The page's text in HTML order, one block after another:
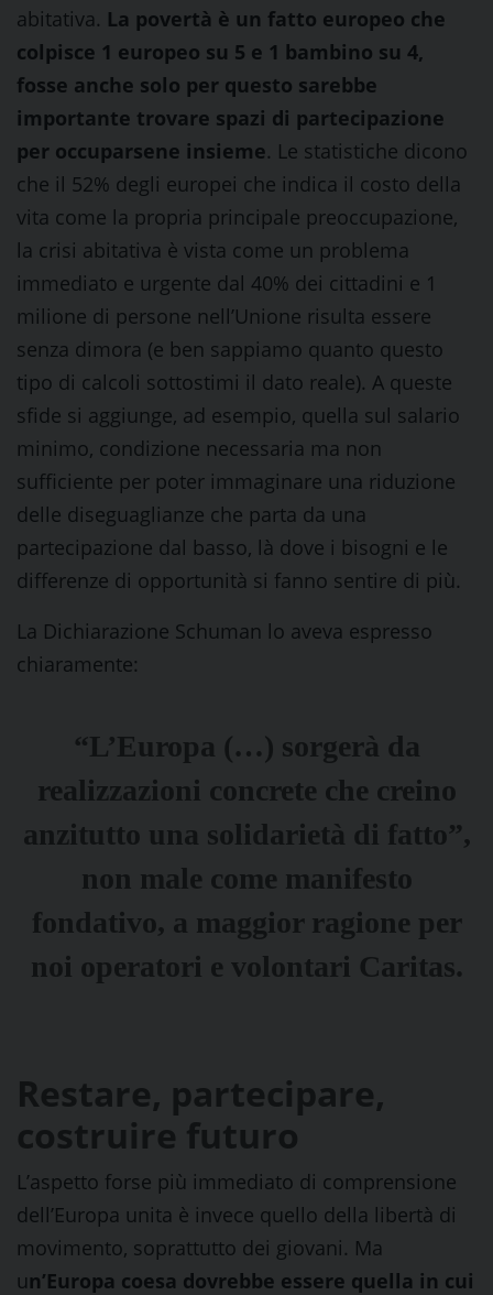
abitativa. La povertà è un fatto europeo che
colpisce 1 europeo su 5 e 1 bambino su 4,
fosse anche solo per questo sarebbe
importante trovare spazi di partecipazione
per occuparsene insieme. Le statistiche dicono
che il 52% degli europei che indica il costo della
vita come la propria principale preoccupazione,
la crisi abitativa è vista come un problema
immediato e urgente dal 40% dei cittadini e 1
milione di persone nell’Unione risulta essere
senza dimora (e ben sappiamo quanto questo
tipo di calcoli sottostimi il dato reale). A queste
sfide si aggiunge, ad esempio, quella sul salario
minimo, condizione necessaria ma non
sufficiente per poter immaginare una riduzione
delle diseguaglianze che parta da una
partecipazione dal basso, là dove i bisogni e le
differenze di opportunità si fanno sentire di più.
La Dichiarazione Schuman lo aveva espresso
chiaramente:
“L’Europa (…) sorgerà da
realizzazioni concrete che creino
anzitutto una solidarietà di fatto”,
non male come manifesto
fondativo, a maggior ragione per
noi operatori e volontari Caritas.
Restare, partecipare,
costruire futuro
L’aspetto forse più immediato di comprensione
dell’Europa unita è invece quello della libertà di
movimento, soprattutto dei giovani. Ma
un’Europa coesa dovrebbe essere quella in cui